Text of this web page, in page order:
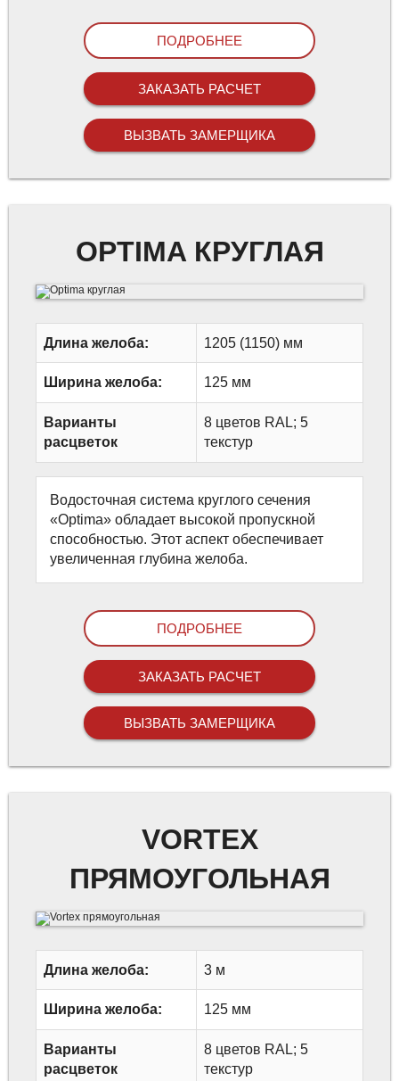
ПОДРОБНЕЕ
ЗАКАЗАТЬ РАСЧЕТ
ВЫЗВАТЬ ЗАМЕРЩИКА
OPTIMA КРУГЛАЯ
Длина желоба: 1205 (1150) мм
Ширина желоба: 125 мм
Варианты
расцветок
8 цветов RAL; 5
текстур
Водосточная система круглого сечения
«Optima» обладает высокой пропускной
способностью. Этот аспект обеспечивает
увеличенная глубина желоба.
ПОДРОБНЕЕ
ЗАКАЗАТЬ РАСЧЕТ
ВЫЗВАТЬ ЗАМЕРЩИКА
VORTEX
ПРЯМОУГОЛЬНАЯ
Длина желоба: 3 м
Ширина желоба: 125 мм
Варианты
расцветок
8 цветов RAL; 5
текстур